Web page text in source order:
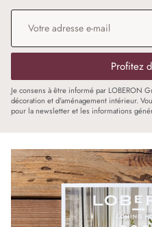
Adresse e-mail
Profitez
Je consens à être informé par LOBERON
décoration et d'aménagement intérieur.
pour la newsletter et les informations